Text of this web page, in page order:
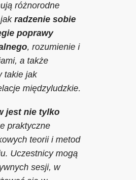
różnorodne
radzenie sobie
poprawy
, rozumienie i
a także
takie jak
międzyludzkie.
jest nie tylko
praktyczne
teorii i metod
Uczestnicy mogą
sesji, w